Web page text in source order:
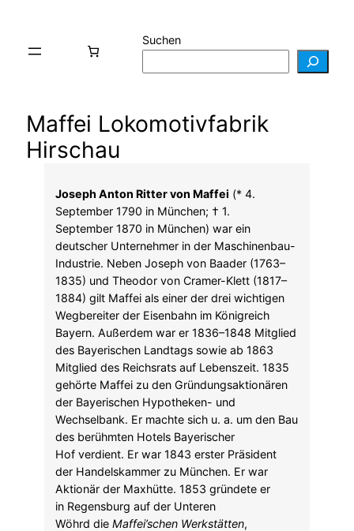
Suchen
Maffei Lokomotivfabrik
Hirschau
Joseph Anton Ritter von Maffei (* 4.
September 1790 in München; † 1.
September 1870 in München) war ein
deutscher Unternehmer in der Maschinenbau-
Industrie. Neben Joseph von Baader (1763–
1835) und Theodor von Cramer-Klett (1817–
1884) gilt Maffei als einer der drei wichtigen
Wegbereiter der Eisenbahn im Königreich
Bayern. Außerdem war er 1836–1848 Mitglied
des Bayerischen Landtags sowie ab 1863
Mitglied des Reichsrats auf Lebenszeit. 1835
gehörte Maffei zu den Gründungsaktionären
der Bayerischen Hypotheken- und
Wechselbank. Er machte sich u. a. um den Bau
des berühmten Hotels Bayerischer
Hof verdient. Er war 1843 erster Präsident
der Handelskammer zu München. Er war
Aktionär der Maxhütte. 1853 gründete er
in Regensburg auf der Unteren
Wöhrd die Maffei’schen Werkstätten,